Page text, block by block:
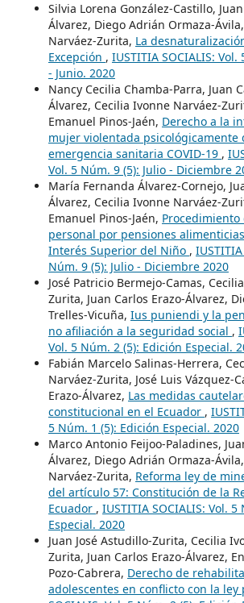
Silvia Lorena González-Castillo,
Álvarez, Diego Adrián Ormaza-
Narváez-Zurita, La
Excepción , IUSTITIA SOCIALIS:
- Junio. 2020
Nancy Cecilia Chamba-Parra, Juan
Álvarez, Cecilia Ivonne Narváez-
Emanuel Pinos-Jaén, Derecho a la
mujer violentada psicológicamente
emergencia sanitaria COVID-19 ,
Vol. 5 Núm. 9 (5): Julio - Diciembre
María Fernanda Álvarez-Cornejo,
Álvarez, Cecilia Ivonne Narváez-
Emanuel Pinos-Jaén,
personal por pensiones
Interés Superior del Niño ,
Núm. 9 (5): Julio - Diciembre 2020
José Patricio Bermejo-Camas,
Zurita, Juan Carlos Erazo-Álvarez,
Trelles-Vicuña, Ius puniendi y la
no afiliación a la seguridad social ,
Vol. 5 Núm. 2 (5): Edición Especial.
Fabián Marcelo Salinas-Herrera,
Narváez-Zurita, José Luis Vázquez-
Erazo-Álvarez, Las medidas
constitucional en el Ecuador ,
5 Núm. 1 (5): Edición Especial. 2020
Marco Antonio Feijoo-Paladines,
Álvarez, Diego Adrián Ormaza-
Narváez-Zurita, Reforma ley de
del artículo 57: Constitución de la
Ecuador , IUSTITIA SOCIALIS: Vol.
Especial. 2020
Juan José Astudillo-Zurita, Cecilia
Zurita, Juan Carlos Erazo-Álvarez,
Pozo-Cabrera, Derecho de
adolescentes en conflicto con la ley